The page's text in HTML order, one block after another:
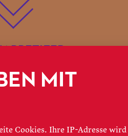
MIT
Cookies. Ihre IP-Adresse wird